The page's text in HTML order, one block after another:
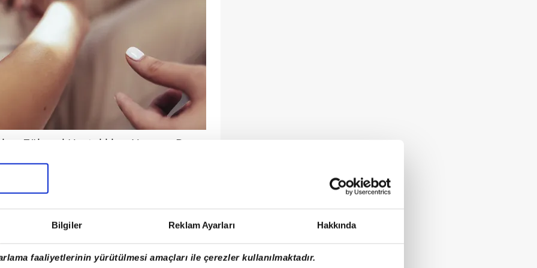
Bilgiler Reklam Ayarları Hakkında
faaliyetlerinin yürütülmesi amaçları ile çerezler kullanılmaktadır.
Zührevi Hastalıkları Uzmanı Dr.
Ayı nedeniyle
vücudumuzda en yaygın olarak
türünde olduğu gibi deri
kurtarır. Eğer güneş gören göz
daha fazla maruz kalan